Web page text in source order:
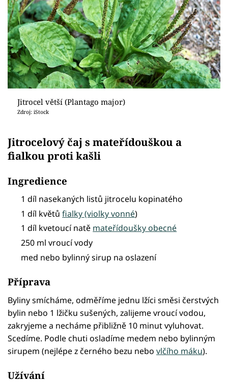
Jitrocel větší (Plantago major)
Zdroj: iStock
Jitrocelový čaj s mateřídouškou a
fialkou proti kašli
Ingredience
1 díl nasekaných listů jitrocelu kopinatého
1 díl květůfialky (violky vonné)
1 díl kvetoucí natě mateřídoušky obecné
250 ml vroucí vody
med nebo bylinný sirup na oslazení
Příprava
Byliny smícháme, odměříme jednu lžíci směsi čerstvých
bylin nebo 1 lžičku sušených, zalijeme vroucí vodou,
zakryjeme a necháme přibližně 10 minut vyluhovat.
Scedíme. Podle chuti osladíme medem nebo bylinným
sirupem (nejlépe z černého bezu nebo vlčího máku).
Užívání